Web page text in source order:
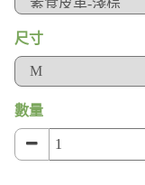
尺寸
數量